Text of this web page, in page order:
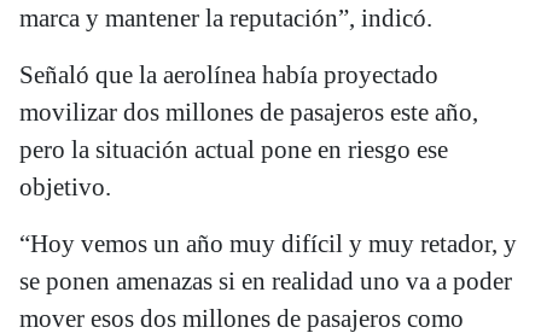
marca y mantener la reputación”, indicó.
Señaló que la aerolínea había proyectado
movilizar dos millones de pasajeros este año,
pero la situación actual pone en riesgo ese
objetivo.
“Hoy vemos un año muy difícil y muy retador, y
se ponen amenazas si en realidad uno va a poder
mover esos dos millones de pasajeros como